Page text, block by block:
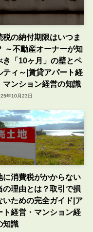
税の納付期限はいつま
～不動産オーナーが知
き「10ヶ月」の壁とペ
ティ～|賃貸アパート経
マンション経営の知識
年10月23日
に消費税がかからない
の理由とは？取引で損
いための完全ガイド|ア
ト経営・マンション経
知識